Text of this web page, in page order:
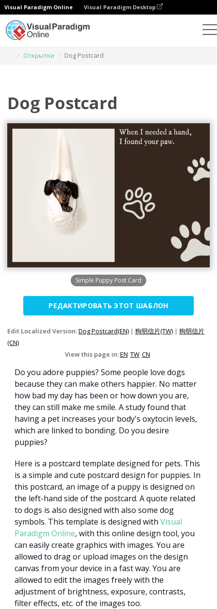
Visual Paradigm Online Visual Paradigm Desktop
Открытки
Dog Postcard
Dog Postcard
Simple Puppy Post Card
РЕДАКТИРОВАТЬ ЭТОТ ШАБЛОН
Edit Localized Version:Dog Postcard(EN) | 狗明信片(TW) | 狗明信片
(CN)
View this page in:EN TW CN
Do you adore puppies? Some people love dogs
because they can make others happier. No matter
how bad my day has been or how down you are,
they can still make me smile. A study found that
having a pet increases your body's oxytocin levels,
which are linked to bonding. Do you desire
puppies?
Here is a postcard template designed for pets. This
is a simple and cute postcard design for puppies. In
this postcard, an image of a puppy is designed on
the left-hand side of the postcard. A quote related
to dogs is also designed with also some dog
symbols. This template is designed with Visual
Paradigm Online, with this online design tool, you
can easily create graphics with images. You are
allowed to drag or upload images on the design
canvas from your device in a fast way. You are
allowed to edit the images freely with the
adjustment of brightness, exposure, contrasts,
filter effects, etc. of the images too.